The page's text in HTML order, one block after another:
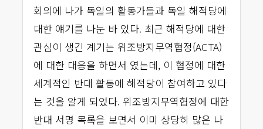
회의에 나가 독일의 활동가들과 독일 해적당에
대한 얘기를 나눈 바 있다. 최근 해적당에 대한
관심이 생긴 계기는 위조방지무역협정(ACTA)
에 대한 대응을 하면서 였는데, 이 협정에 대한
세계적인 반대 활동에 해적당이 참여하고 있다
는 것을 알게 되었다. 위조방지무역협정에 대한
반대 서명 목록을 보면서 이미 상당히 많은 나